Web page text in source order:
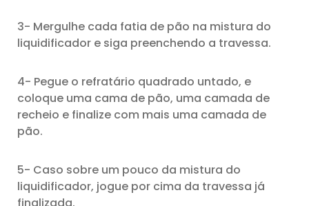
3- Mergulhe cada fatia de pão na mistura do
liquidificador e siga preenchendo a travessa.
4- Pegue o refratário quadrado untado, e
coloque uma cama de pão, uma camada de
recheio e finalize com mais uma camada de
pão.
5- Caso sobre um pouco da mistura do
liquidificador, jogue por cima da travessa já
finalizada.